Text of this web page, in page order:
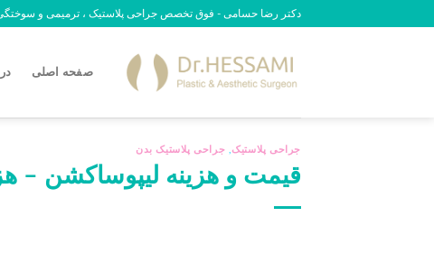
دکتر رضا حسامی - فوق تخصص جراحی پلاستیک ، ترمیمی و سوختگی -
صفحه اصلی
جراحی پلاستیک جراحی پلاستیک بدن
قیمت و هزینه لیپوساکشن –